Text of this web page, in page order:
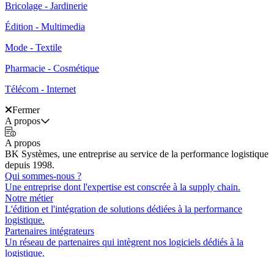
Bricolage - Jardinerie
Édition - Multimedia
Mode - Textile
Pharmacie - Cosmétique
Télécom - Internet
Fermer
A propos
A propos
BK Systèmes, une entreprise au service de la performance logistique
depuis 1998.
Qui sommes-nous ?
Une entreprise dont l'expertise est conscrée à la supply chain.
Notre métier
L'édition et l'intégration de solutions dédiées à la performance
logistique.
Partenaires intégrateurs
Un réseau de partenaires qui intègrent nos logiciels dédiés à la
logistique.